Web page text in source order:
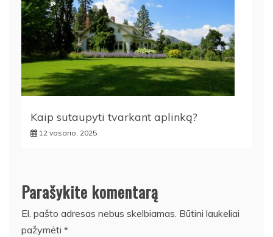
Kaip sutaupyti tvarkant aplinką?
12 vasario, 2025
Parašykite komentarą
El. pašto adresas nebus skelbiamas. Būtini laukeliai
pažymėti *